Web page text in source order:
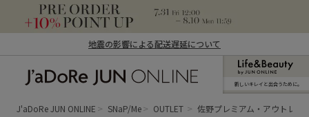
地震の影響による配送遅延について
ン オンライン）
新しいキレイと出合うために。
J'aDoRe JUN ONLINE SNaP/Me OUTLET 佐野プレミアム・アウトレッ